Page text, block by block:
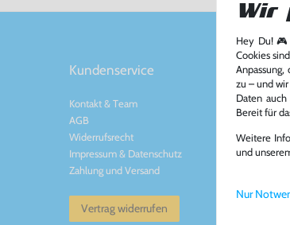
Kundenservice
Kontakt & Team
AGB
Widerrufsrecht
Impressum & Datenschutz
Zahlung und Versand
Vertrag widerrufen
13053
Tel:
Hey Du! 🎮
Cookies
zu – und
Daten
Bereit für
Weitere
und
Nur